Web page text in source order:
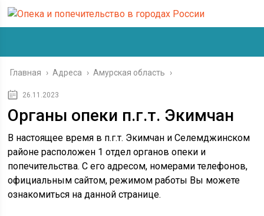
Главная › Адреса › Амурская область ›
26.11.2023
Органы опеки п.г.т. Экимчан
В настоящее время в п.г.т. Экимчан и Селемджинском
районе расположен 1 отдел органов опеки и
попечительства. С его адресом, номерами телефонов,
официальным сайтом, режимом работы Вы можете
ознакомиться на данной странице.